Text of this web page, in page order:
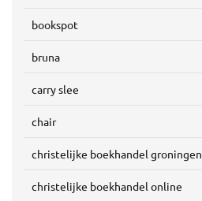
bookspot
bruna
carry slee
chair
christelijke boekhandel groningen
christelijke boekhandel online